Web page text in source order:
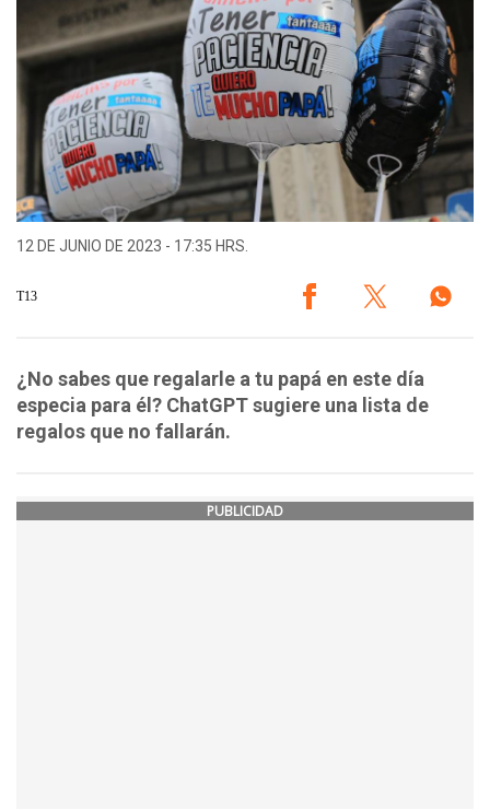
12 DE JUNIO DE 2023 - 17:35 HRS.
T13
¿No sabes que regalarle a tu papá en este día
especia para él? ChatGPT sugiere una lista de
regalos que no fallarán.
PUBLICIDAD